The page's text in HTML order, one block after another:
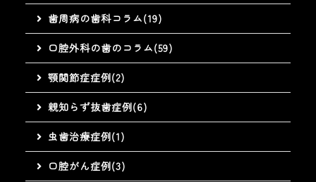
歯周病の歯科コラム(19)
口腔外科の歯のコラム(59)
顎関節症症例(2)
親知らず抜歯症例(6)
虫歯治療症例(1)
口腔がん症例(3)